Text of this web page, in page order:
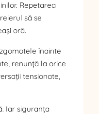
Repetarea
să se
oră.
înainte
renunță la orice
tensionate,
Iar siguranța